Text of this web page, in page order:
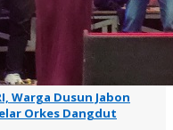
Warga Dusun Jabon
Orkes Dangdut